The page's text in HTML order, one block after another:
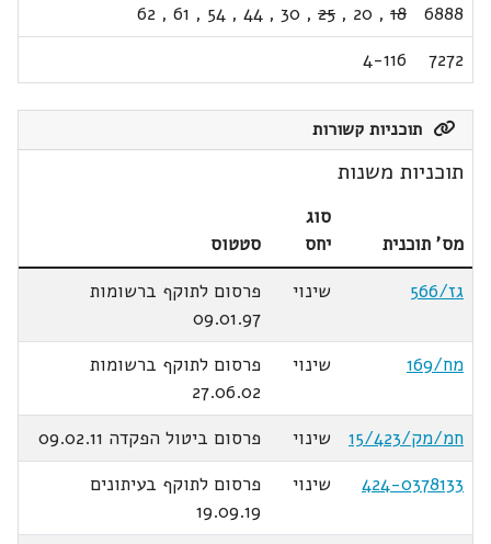
6888
18
,
20
,
25
,
30
,
44
,
54
,
61
,
62
7272
4-116
תוכניות קשורות
תוכניות משנות
מס' תוכנית
סוג
יחס
סטטוס
גז/566
שינוי
פרסום לתוקף ברשומות
09.01.97
מח/169
שינוי
פרסום לתוקף ברשומות
27.06.02
חמ/מק/15/423
שינוי
פרסום ביטול הפקדה 09.02.11
424-0378133
שינוי
פרסום לתוקף בעיתונים
19.09.19